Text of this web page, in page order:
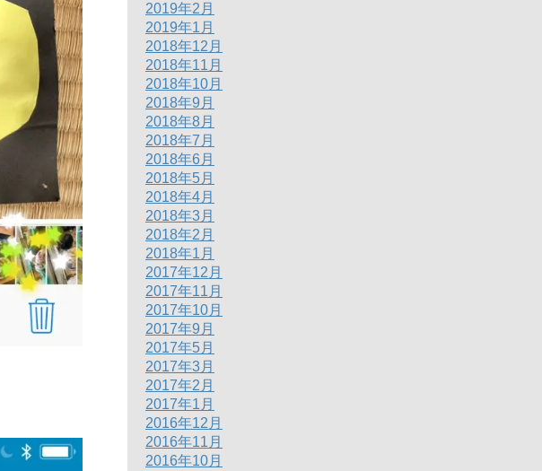
2019年2月
2019年1月
2018年12月
2018年11月
2018年10月
2018年9月
2018年8月
2018年7月
2018年6月
2018年5月
2018年4月
2018年3月
2018年2月
2018年1月
2017年12月
2017年11月
2017年10月
2017年9月
2017年5月
2017年3月
2017年2月
2017年1月
2016年12月
2016年11月
2016年10月